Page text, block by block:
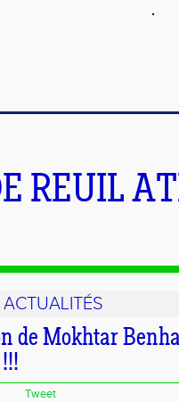
REUIL
ACTUALITÉS
de Mokhtar
Tweet